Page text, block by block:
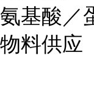
氨基酸／
物料供应